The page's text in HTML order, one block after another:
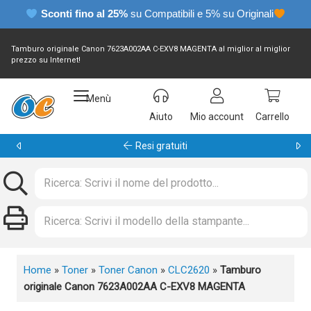
Sconti fino al 25% su Compatibili e 5% su Originali
Tamburo originale Canon 7623A002AA C-EXV8 MAGENTA al miglior al miglior
prezzo su Internet!
Menù
Aiuto
Mio account Carrello
Garanzia 24 mesi
Home » Toner » Toner Canon » CLC2620 » Tamburo
originale Canon 7623A002AA C-EXV8 MAGENTA